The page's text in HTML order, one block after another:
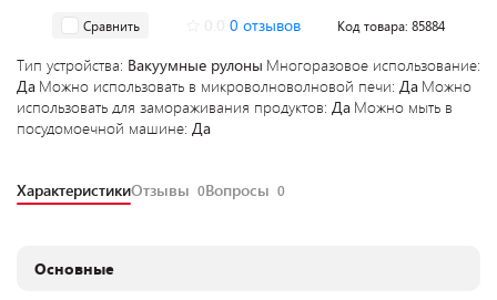
Сравнить 0 отзывов Код товара: 85884
Тип устройства: Вакуумные рулоны Многоразовое использование:
Да Можно использовать в микроволноволновой печи: Да Можно
использовать для замораживания продуктов: Да Можно мыть в
посудомоечной машине: Да
ХарактеристикиОтзывы 0Вопросы 0
Основные